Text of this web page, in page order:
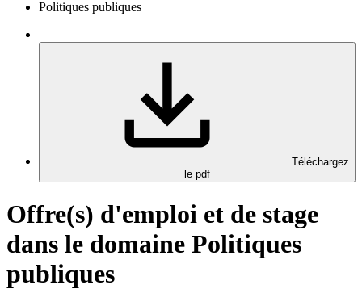
Politiques publiques
Téléchargez
le pdf
Offre(s) d'emploi et de stage
dans le domaine Politiques
publiques